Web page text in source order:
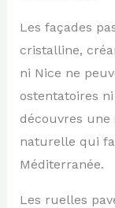
Les façades
cristalline,
ni Nice ne
ostentatoires
découvres
naturelle qui
Méditerranée.
Les ruelles